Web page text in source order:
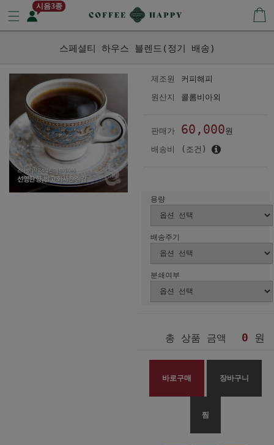
시음3종
스페셜티 하우스 블렌드(정기 배송)
제조원
커피해피
원산지
콜롬비아외
판매가 60,000원
배송비
(조건)
용량
배송주기
분쇄여부
총 상품 금액 0 원
바로구매 장바구니
찜